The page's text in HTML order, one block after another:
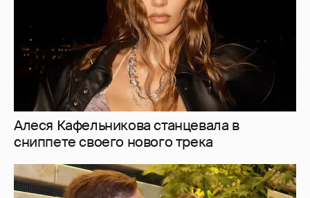
Алеся Кафельникова станцевала в
сниппете своего нового трека